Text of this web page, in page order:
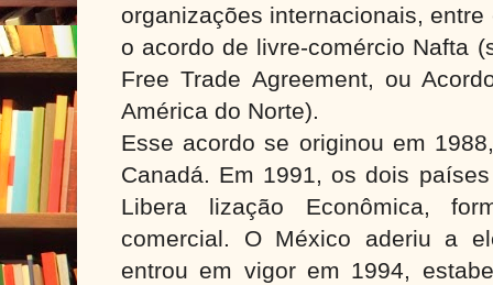
organizações internacionais,
o acordo de livre-comércio Nafta
Free Trade Agreement, ou
América do Norte).
Esse acordo se originou em
Canadá. Em 1991, os dois
Libera lização Econômica,
comercial. O México aderiu a
entrou em vigor em 1994,